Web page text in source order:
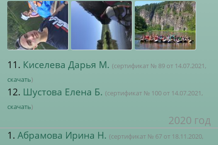
11. Киселева Дарья М. (сертификат № 89 от 14.07.2021,
скачать)
12. Шустова Елена Б. (сертификат № 100 от 14.07.2021,
скачать)
2020 год
1. Абрамова Ирина Н. (сертификат № 67 от 18.11.2020,